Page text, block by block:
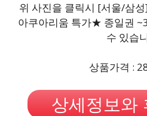
위 사진을 클릭시 [서울/삼
아쿠아리움 특가★ 종일권
수 있습
상품가격 :
상세정보와